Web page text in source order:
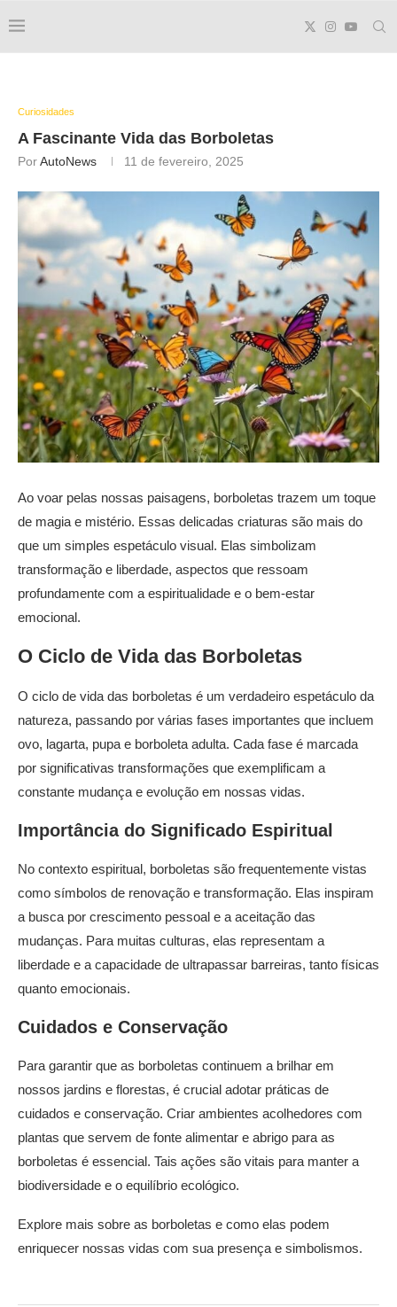
Curiosidades
A Fascinante Vida das Borboletas
PorAutoNews 11 de fevereiro, 2025
Ao voar pelas nossas paisagens, borboletas trazem um toque
de magia e mistério. Essas delicadas criaturas são mais do
que um simples espetáculo visual. Elas simbolizam
transformação e liberdade, aspectos que ressoam
profundamente com a espiritualidade e o bem-estar
emocional.
O Ciclo de Vida das Borboletas
O ciclo de vida das borboletas é um verdadeiro espetáculo da
natureza, passando por várias fases importantes que incluem
ovo, lagarta, pupa e borboleta adulta. Cada fase é marcada
por significativas transformações que exemplificam a
constante mudança e evolução em nossas vidas.
Importância do Significado Espiritual
No contexto espiritual, borboletas são frequentemente vistas
como símbolos de renovação e transformação. Elas inspiram
a busca por crescimento pessoal e a aceitação das
mudanças. Para muitas culturas, elas representam a
liberdade e a capacidade de ultrapassar barreiras, tanto físicas
quanto emocionais.
Cuidados e Conservação
Para garantir que as borboletas continuem a brilhar em
nossos jardins e florestas, é crucial adotar práticas de
cuidados e conservação. Criar ambientes acolhedores com
plantas que servem de fonte alimentar e abrigo para as
borboletas é essencial. Tais ações são vitais para manter a
biodiversidade e o equilíbrio ecológico.
Explore mais sobre as borboletas e como elas podem
enriquecer nossas vidas com sua presença e simbolismos.